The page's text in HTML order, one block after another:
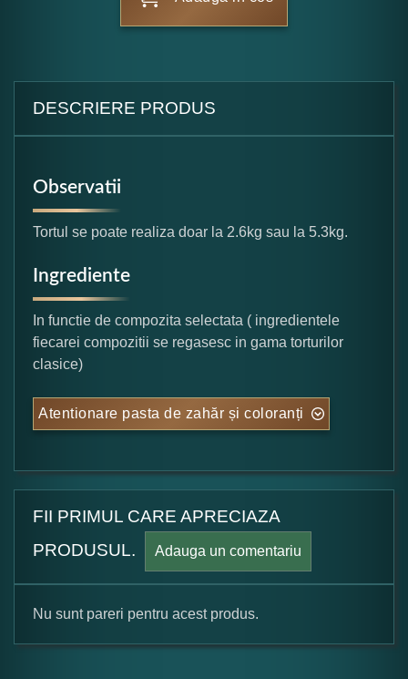
DESCRIERE PRODUS
Observatii
Tortul se poate realiza doar la 2.6kg sau la 5.3kg.
Ingrediente
In functie de compozita selectata ( ingredientele
fiecarei compozitii se regasesc in gama torturilor
clasice)
Atentionare pasta de zahăr și coloranți
FII PRIMUL CARE APRECIAZA
PRODUSUL.
Adauga un comentariu
Formular pareri client
Nu sunt pareri pentru acest produs.